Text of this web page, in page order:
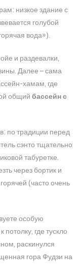
низкое здание с
голубой
вода»)​.
и раздевалки,
Далее – сама
хамам, где
общий бассейн с
по традиции перед
сэнто тщательно
табуретке.
через бортик и
(часто очень
особую
где тускло
раскинулся
гора Фудзи на